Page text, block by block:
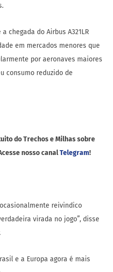
chegada do Airbus A321LR
em mercados menores que
por aeronaves maiores
consumo reduzido de
do Trechos e Milhas sobre
nosso canalTelegram!
ocasionalmente reivindico
virada no jogo”, disse
e a Europa agora é mais